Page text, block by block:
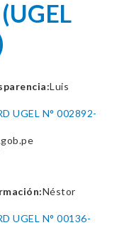
Luis
UGEL N° 002892-
Néstor
UGEL N° 00136-